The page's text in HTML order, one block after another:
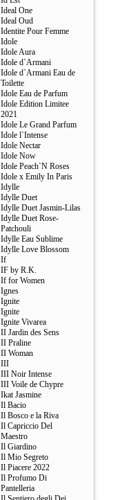
Ideal One
Ideal Oud
Identite Pour Femme
Idole
Idole Aura
Idole d`Armani
Idole d`Armani Eau de
Toilette
Idole Eau de Parfum
Idole Edition Limitee
2021
Idole Le Grand Parfum
Idole l`Intense
Idole Nectar
Idole Now
Idole Peach`N Roses
Idole x Emily In Paris
Idylle
Idylle Duet
Idylle Duet Jasmin-Lilas
Idylle Duet Rose-
Patchouli
Idylle Eau Sublime
Idylle Love Blossom
If
IF by R.K.
If for Women
Ignes
Ignite
Ignite
Ignite Vivarea
II Jardin des Sens
II Praline
II Woman
III
III Noir Intense
III Voile de Chypre
Ikat Jasmine
Il Bacio
Il Bosco e la Riva
Il Capriccio Del
Maestro
Il Giardino
Il Mio Segreto
Il Piacere 2022
Il Profumo Di
Pantelleria